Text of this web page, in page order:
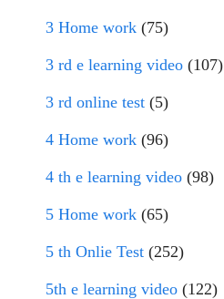
3 Home work (75)
3 rd e learning video (107)
3 rd online test (5)
4 Home work (96)
4 th e learning video (98)
5 Home work (65)
5 th Onlie Test (252)
5th e learning video (122)